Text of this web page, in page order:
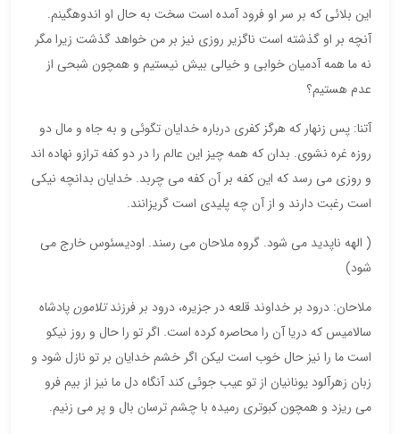
این بلائی که بر سر او فرود آمده است سخت به حال او اندوهگینم.
آنچه بر او گذشته است ناگزیر روزی نیز بر من خواهد گذشت زیرا مگر
نه ما همه آدمیان خوابی و خیالی بیش نیستیم و همچون شبحی از
عدم هستیم؟
آتنا: پس زنهار که هرگز کفری درباره خدایان تگوئی و به جاه و مال دو
روزه غره نشوی. بدان که همه چیز این عالم را در دو کفه ترازو نهاده اند
و روزی می رسد که این کفه بر آن کفه می چربد. خدایان بدانچه نیکی
است رغبت دارند و از آن چه پلیدی است گریزانند.
( الهه ناپدید می شود. گروه ملاحان می رسند. اودیسئوس خارج می
شود)
ملاحان: درود بر خداوند قلعه در جزیره، درود بر فرزندتلامونپادشاه
سالامیس که دریا آن را محاصره کرده است. اگر تو را حال و روز نیکو
است ما را نیز حال خوب است لیکن اگر خشم خدایان بر تو نازل شود و
زبان زهرآلود یونانیان از تو عیب جوئی کند آنگاه دل ما نیز از بیم فرو
می ریزد و همچون کبوتری رمیده با چشم ترسان بال و پر می زنیم.